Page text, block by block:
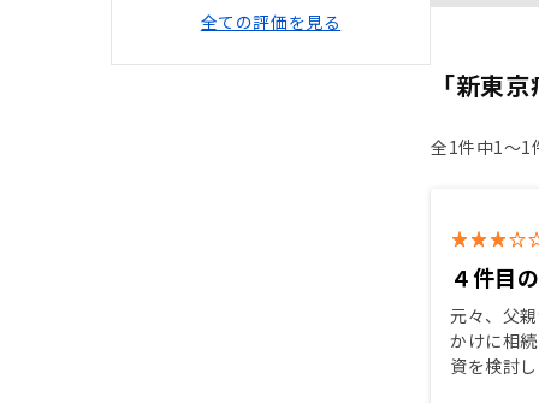
全ての評価を見る
「新東
全1件中1〜1
４件目
元々、父
かけに相
資を検討